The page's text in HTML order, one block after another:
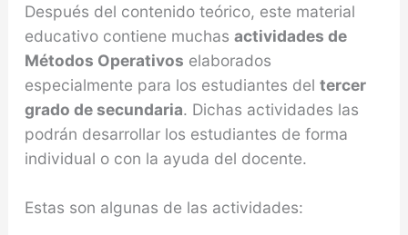
Después del contenido teórico, este material
educativo contiene muchas actividades de
Métodos Operativos elaborados
especialmente para los estudiantes del tercer
grado de secundaria. Dichas actividades las
podrán desarrollar los estudiantes de forma
individual o con la ayuda del docente.
Estas son algunas de las actividades: